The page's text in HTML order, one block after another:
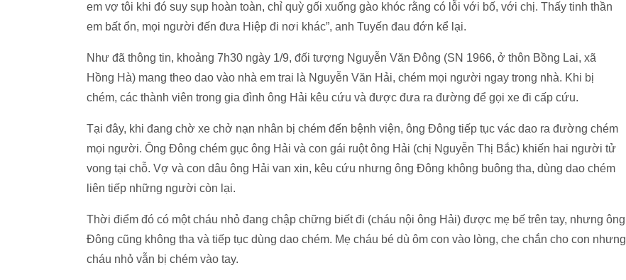
em vợ tôi khi đó suy sụp hoàn toàn, chỉ quỳ gối xuống gào khóc rằng có lỗi với bố, với chị. Thấy tinh thần
em bất ổn, mọi người đến đưa Hiệp đi nơi khác”, anh Tuyến đau đớn kể lại.
Như đã thông tin, khoảng 7h30 ngày 1/9, đối tượng Nguyễn Văn Đông (SN 1966, ở thôn Bồng Lai, xã
Hồng Hà) mang theo dao vào nhà em trai là Nguyễn Văn Hải, chém mọi người ngay trong nhà. Khi bị
chém, các thành viên trong gia đình ông Hải kêu cứu và được đưa ra đường để gọi xe đi cấp cứu.
Tại đây, khi đang chờ xe chở nạn nhân bị chém đến bệnh viện, ông Đông tiếp tục vác dao ra đường chém
mọi người. Ông Đông chém gục ông Hải và con gái ruột ông Hải (chị Nguyễn Thị Bắc) khiến hai người tử
vong tại chỗ. Vợ và con dâu ông Hải van xin, kêu cứu nhưng ông Đông không buông tha, dùng dao chém
liên tiếp những người còn lại.
Thời điểm đó có một cháu nhỏ đang chập chững biết đi (cháu nội ông Hải) được mẹ bế trên tay, nhưng ông
Đông cũng không tha và tiếp tục dùng dao chém. Mẹ cháu bé dù ôm con vào lòng, che chắn cho con nhưng
cháu nhỏ vẫn bị chém vào tay.